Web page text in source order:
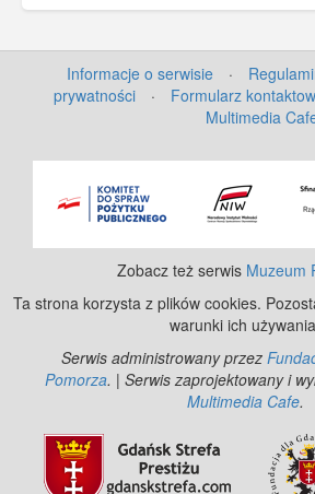
Informacje o serwisie ·
prywatności
· Formularz
Multimedia
Zobacz też serwis Muzeum
Ta strona korzysta z plików cookies.
warunki ich
Serwis administrowany przez
Pomorza. | Serwis zaprojektowany i
Multimedia Cafe.